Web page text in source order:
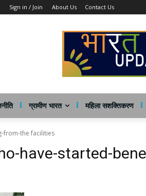
Sign in / Join About Us Contact Us
ग्रामीण भारत महिला सशक्तिकरण
from-the facilities
have-started-